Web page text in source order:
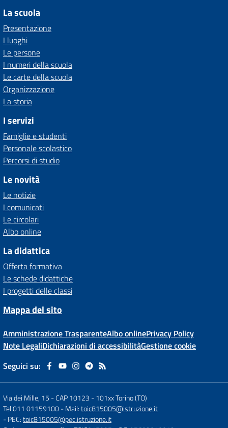
La scuola
Presentazione
I luoghi
Le persone
I numeri della scuola
Le carte della scuola
Organizzazione
La storia
I servizi
Famiglie e studenti
Personale scolastico
Percorsi di studio
Le novità
Le notizie
I comunicati
Le circolari
Albo online
La didattica
Offerta formativa
Le schede didattiche
I progetti delle classi
Mappa del sito
Amministrazione TrasparenteAlbo onlinePrivacy Policy
Note LegaliDichiarazioni di accessibilitàGestione cookie
Seguici su:
Via dei Mille, 15 - CAP 10123 -101xx Torino (TO)
Tel 011 01159100- Mail:toic815005@istruzione.it
- PEC:toic815005@pec.istruzione.it